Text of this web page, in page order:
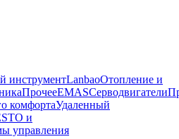
инструментLanbaoОтопление и
ПрочееEMASCерводвигатели
комфортаУдаленный
и
управления